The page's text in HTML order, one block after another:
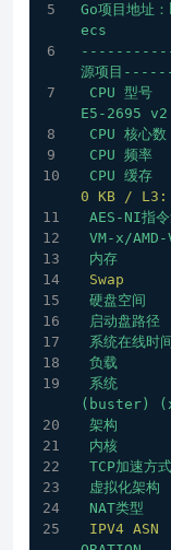
Go项目地
ecs
源项目
CPU 型号
E5-2695 v2
CPU 核心数
CPU 频率
CPU 缓存
0 KB / L3:
AES-NI指令
VM-x/AMD-
内存
Swap
硬盘空间
启动盘路径
系统在线时
负载
系统
(buster)
架构
内核
TCP加速方式
虚拟化架构
NAT类型
IPV4